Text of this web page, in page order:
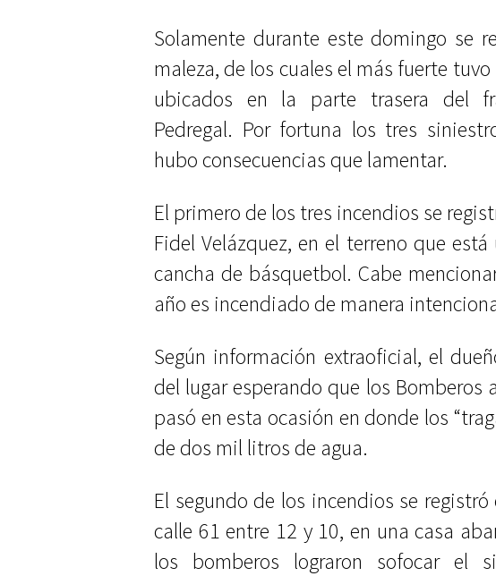
Solamente durante este domingo se
maleza, de los cuales el más fuerte
ubicados en la parte trasera del
Pedregal. Por fortuna los tres
hubo consecuencias que lamentar.
El primero de los tres incendios se
Fidel Velázquez, en el terreno que
cancha de básquetbol. Cabe
año es incendiado de manera
Según información extraoficial, el
del lugar esperando que los Bomberos
pasó en esta ocasión en donde los
de dos mil litros de agua.
El segundo de los incendios se
calle 61 entre 12 y 10, en una casa
los bomberos lograron sofocar el